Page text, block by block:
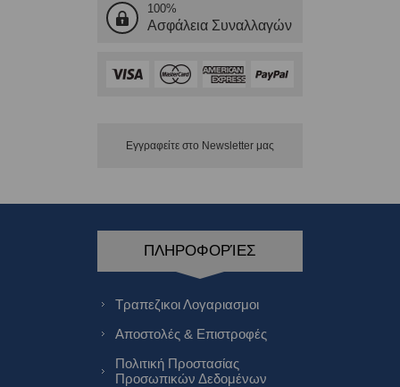
100%
Ασφάλεια Συναλλαγών
Εγγραφείτε στο Νewsletter μας
ΠΛΗΡΟΦΟΡΊΕΣ
Τραπεζικοι Λογαριασμοι
Αποστολές & Επιστροφές
Πολιτική Προστασίας
Προσωπικών Δεδομένων